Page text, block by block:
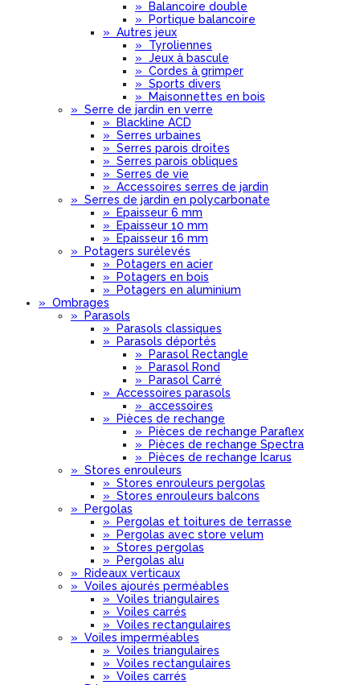
»
Balancoire double
»
Portique balancoire
» Autres jeux
» Tyroliennes
» Jeux à bascule
» Cordes à grimper
» Sports divers
»
Maisonnettes en bois
» Serre de jardin en verre
»
Blackline ACD
» Serres urbaines
» Serres parois droites
» Serres parois obliques
» Serres de vie
» Accessoires serres de jardin
» Serres de jardin en polycarbonate
»
Epaisseur 6 mm
»
Epaisseur 10 mm
»
Epaisseur 16 mm
»
Potagers surélevés
»
Potagers en acier
»
Potagers en bois
»
Potagers en aluminium
» Ombrages
»
Parasols
»
Parasols classiques
»
Parasols déportés
»
Parasol Rectangle
»
Parasol Rond
»
Parasol Carré
» Accessoires parasols
» accessoires
»
Pièces de rechange
»
Pièces de rechange Paraflex
»
Pièces de rechange Spectra
»
Pièces de rechange Icarus
» Stores enrouleurs
» Stores enrouleurs pergolas
» Stores enrouleurs balcons
»
Pergolas
»
Pergolas et toitures de terrasse
»
Pergolas avec store velum
» Stores pergolas
»
Pergolas alu
»
Rideaux verticaux
» Voiles ajourés perméables
» Voiles triangulaires
» Voiles carrés
» Voiles rectangulaires
» Voiles imperméables
» Voiles triangulaires
» Voiles rectangulaires
» Voiles carrés